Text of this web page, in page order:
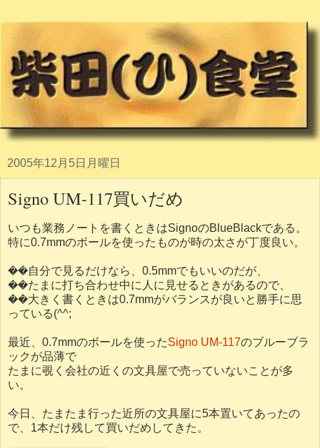
2005年12月5日月曜日
Signo UM-117買いだめ
いつも業務ノートを書くときはSignoのBlueBlackである。
特に0.7mmのボールを使ったものが時の太さが丁度良い。
��自分で見るだけなら、0.5mmでもいいのだが、
��たまに打ち合わせ中に人に見せるときがあるので、
��大きく書くときは0.7mmがバランスが良いと勝手に思
っている(^^;
最近、0.7mmのボールを使ったSigno UM-117のブルーブラ
ックが品薄で
たまに覗く会社の近くの文具屋で売っていないことが多
い。
今日、たまたま行った近所の文具屋に5本置いてあったの
で、1本だけ残して買いだめしてきた。